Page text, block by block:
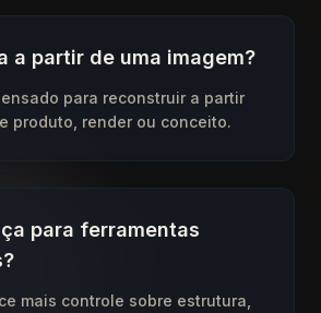
a partir de uma imagem?
para reconstruir a partir
produto, render ou conceito.
para ferramentas
mais controle sobre estrutura,